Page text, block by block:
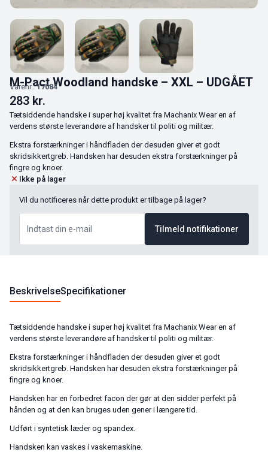
M-Pact Woodland handske – XXL – UDGÅET
Varenr.:17084
283 kr.
Tætsiddende handske i super høj kvalitet fra Machanix Wear en af
verdens største leverandøre af handsker til politi og militær.
Ekstra forstærkninger i håndfladen der desuden giver et godt
skridsikkertgreb. Handsken har desuden ekstra forstærkninger på
fingre og knoer.
Ikke på lager
Vil du notificeres når dette produkt er tilbage på lager?
Tilmeld notifikationer
BeskrivelseSpecifikationer
Tætsiddende handske i super høj kvalitet fra Machanix Wear en af
verdens største leverandøre af handsker til politi og militær.
Ekstra forstærkninger i håndfladen der desuden giver et godt
skridsikkertgreb. Handsken har desuden ekstra forstærkninger på
fingre og knoer.
Handsken har en forbedret facon der gør at den sidder perfekt på
hånden og at den kan bruges uden gener i længere tid.
Udført i syntetisk læder og spandex.
Handsken kan vaskes i vaskemaskine.